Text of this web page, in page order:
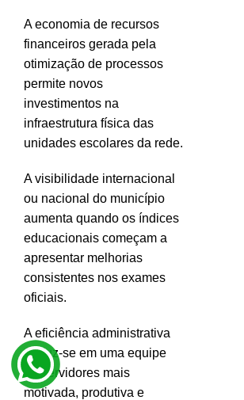
A economia de recursos
financeiros gerada pela
otimização de processos
permite novos
investimentos na
infraestrutura física das
unidades escolares da rede.
A visibilidade internacional
ou nacional do município
aumenta quando os índices
educacionais começam a
apresentar melhorias
consistentes nos exames
oficiais.
A eficiência administrativa
traduz-se em uma equipe
de servidores mais
motivada, produtiva e